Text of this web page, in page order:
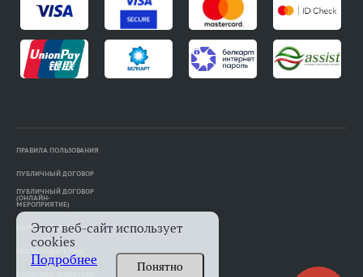
ПРАВИЛА ПОЛЬЗОВАНИЯ
ПУБЛИЧНЫЙ ДОГОВОР
ПУБЛИЧНЫЙ ДОГОВОР
(ОНЛАЙН-
МЕРОПРИЯТИЕ)
ПАМЯТКА АВТОРАМ
Этот веб-сайт использует
cookies
Подробнее
Понятно